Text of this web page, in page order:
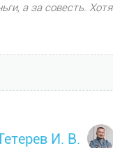
а за совесть. Хотя
И. В.